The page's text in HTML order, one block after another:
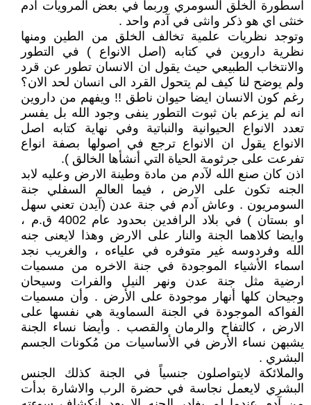
اسطورة الخلق السومري وربما في بعض المرويات آدم
خنثى اي هو ذكر وانثى في آدم واحد .
وتوجد نظريات علمية تخالف الخلق من الطين ومنها
نظرية داروين في كتابه (اصل الانواع ) في التطور
والانتخاب الطبيعي حيث يقول ان الانسان تطور عن قرد
ولم يوضح لنا كيف لم يتحول القرد الى انسان لحد الان؟
رغم كون الانسان ايضا حيوان ناطق !! ويفهم من داروين
انه لم يزعم بان ثبوت التطور ينفى وجود الله بل يفسر
تعدد الانواع الحيوانية والنباتية وفي نهاية كتابه اصل
الانواع يقول ان الانواع ترجع في اصولها بصفة انواع
تفرعت على جرثومة الحياة التي أنشأها الخالق ).
اذن كان صنع الله لآدم من مادة وطينة الارض وعليه لابد
الجنه تكون على الارض ، فيما العالم السفلي جنة
السومريون . وعاش آدم في جنة عدن (آيدن تعني سهل
او بستان ) في بلاد الرافدين بحدود عام 4002 ق.م ،
وايضا كلاهما الجنة والنار على الارض وهذا لايعنى جنه
الله وفردوسه غير متوفره في علياءه ، والغريب نجد
اسماء الأشياء الموجودة في جنة الاخره من مسميات
ارضية مثل جنة عدن ونهر النيل والفرات وسيحان
وجيحان كلها أنهار موجودة على الأرض . وأن مسميات
الفواكه الموجودة في الجنة السماوية هي نفسها على
الارض ، كالتفاح والرمان والقصب . وأيضا نساء الجنة
يشبهن نساء الأرض في الأساسيات من مُكونات الجسم
البشري .
والملائكة لايتواصلون جنسياً في الجنة كذلك الجنس
البشري لايعمل نجاسة في حضرة الرب والاشارة بدأت